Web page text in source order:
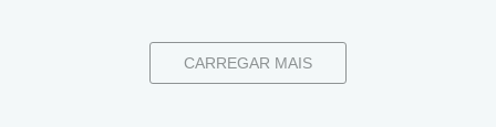
CARREGAR MAIS